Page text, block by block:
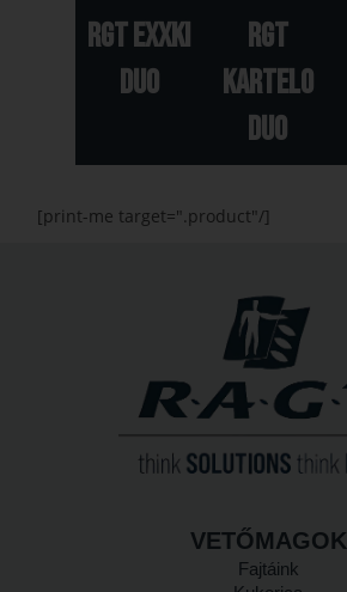
RGT EXXKI
DUO
RGT
KARTELO
DUO
[print-me target=".product"/]
VETŐMAGOK
Fajtáink